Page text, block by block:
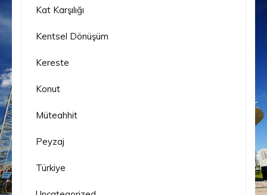
Kat Karşılığı
Kentsel Dönüşüm
Kereste
Konut
Müteahhit
Peyzaj
Türkiye